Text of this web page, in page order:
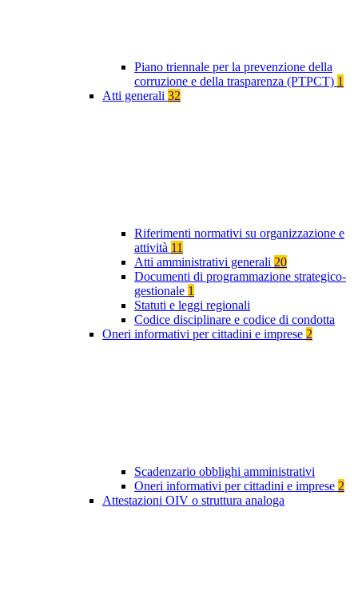
Piano triennale per la prevenzione della
corruzione e della trasparenza (PTPCT) 1
Atti generali 32
Riferimenti normativi su organizzazione e
attività 11
Atti amministrativi generali 20
Documenti di programmazione strategico-
gestionale 1
Statuti e leggi regionali
Codice disciplinare e codice di condotta
Oneri informativi per cittadini e imprese 2
Scadenzario obblighi amministrativi
Oneri informativi per cittadini e imprese 2
Attestazioni OIV o struttura analoga